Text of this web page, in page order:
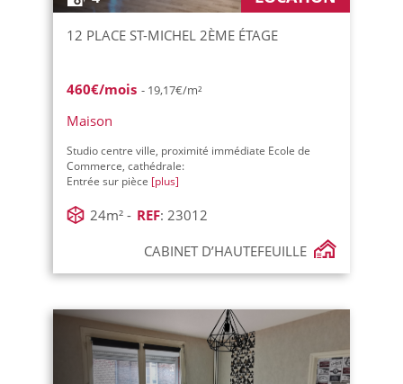
12 PLACE ST-MICHEL 2ÈME ÉTAGE
460€/mois - 19,17€/m²
Maison
Studio centre ville, proximité immédiate Ecole de
Commerce, cathédrale:
Entrée sur pièce [plus]
24m² - REF: 23012
CABINET D’HAUTEFEUILLE